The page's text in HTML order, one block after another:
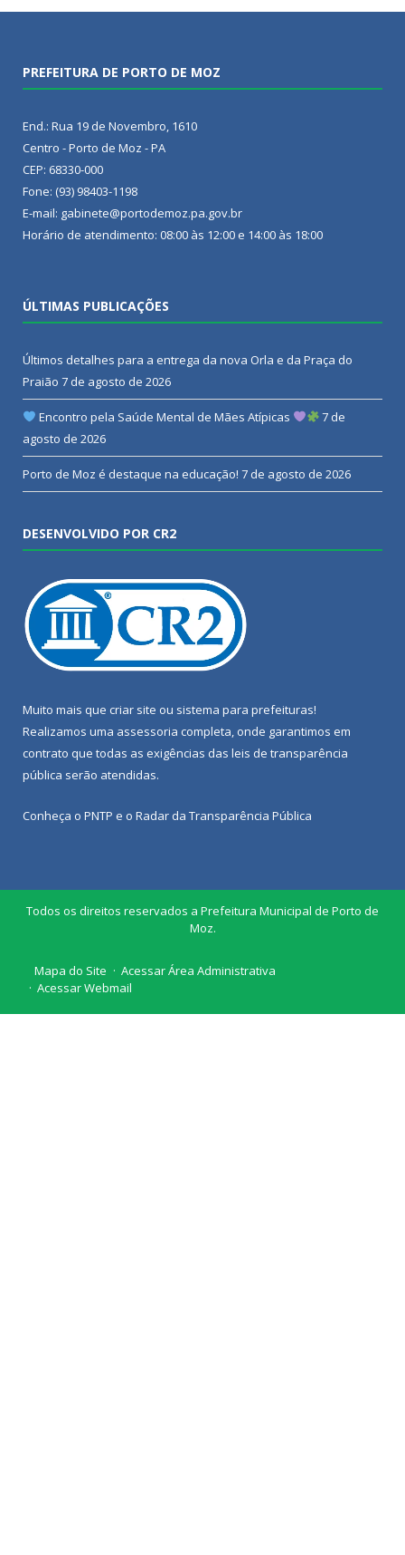
PREFEITURA DE PORTO DE MOZ
End.: Rua 19 de Novembro, 1610
Centro - Porto de Moz - PA
CEP: 68330-000
Fone: (93) 98403-1198
E-mail: gabinete@portodemoz.pa.gov.br
Horário de atendimento: 08:00 às 12:00 e 14:00 às 18:00
ÚLTIMAS PUBLICAÇÕES
Últimos detalhes para a entrega da nova Orla e da Praça do
Praião 7 de agosto de 2026
Encontro pela Saúde Mental de Mães Atípicas
7 de
agosto de 2026
Porto de Moz é destaque na educação! 7 de agosto de 2026
DESENVOLVIDO POR CR2
Muito mais que criar site ou sistema para prefeituras!
Realizamos uma assessoria completa, onde garantimos em
contrato que todas as exigências das leis de transparência
pública serão atendidas.
Conheça o PNTP e o Radar da Transparência Pública
Todos os direitos reservados a Prefeitura Municipal de Porto de
Moz.
Mapa do Site
Acessar Área Administrativa
Acessar Webmail